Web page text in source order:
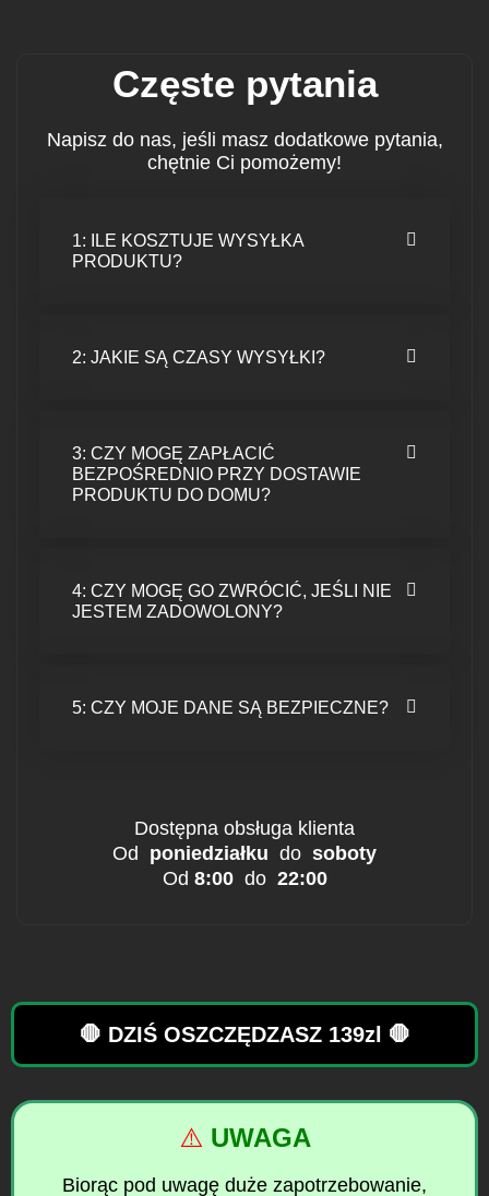
Częste pytania
Napisz do nas, jeśli masz dodatkowe pytania,
chętnie Ci pomożemy!
1: ILE KOSZTUJE WYSYŁKA
PRODUKTU?
2: JAKIE SĄ CZASY WYSYŁKI?
3: CZY MOGĘ ZAPŁACIĆ
BEZPOŚREDNIO PRZY DOSTAWIE
PRODUKTU DO DOMU?
4: CZY MOGĘ GO ZWRÓCIĆ, JEŚLI NIE
JESTEM ZADOWOLONY?
5: CZY MOJE DANE SĄ BEZPIECZNE?
Dostępna obsługa klienta
Od poniedziałku do soboty
Od 8:00do 22:00
🛑 DZIŚ OSZCZĘDZASZ 139zl 🛑
⚠️ UWAGA
Biorąc pod uwagę duże zapotrzebowanie,